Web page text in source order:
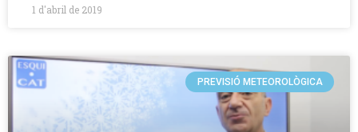
1 d'abril de 2019
PREVISIÓ METEOROLÒGICA